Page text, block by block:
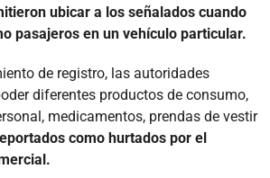
ubicar a los señalados cuando
pasajeros en un vehículo particular.
de registro, las autoridades
diferentes productos de consumo,
medicamentos, prendas de vestir
como hurtados por el